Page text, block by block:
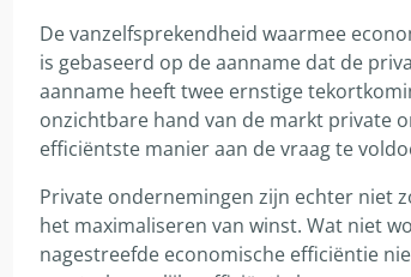
De vanzelfsprekendheid waarmee
is gebaseerd op de aanname dat de
aanname heeft twee ernstige
onzichtbare hand van de markt private
efficiëntste manier aan de vraag te
Private ondernemingen zijn echter niet
het maximaliseren van winst. Wat niet
nagestreefde economische efficiëntie